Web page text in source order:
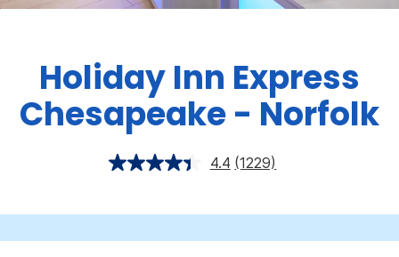
Holiday Inn Express
Chesapeake - Norfolk
4.4 (1229)